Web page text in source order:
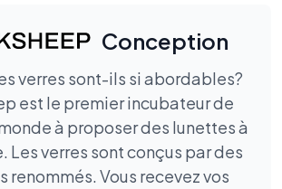
Conception
verres sont-ils si abordables?
est le premier incubateur de
à proposer des lunettes à
Les verres sont conçus par des
renommés. Vous recevez vos